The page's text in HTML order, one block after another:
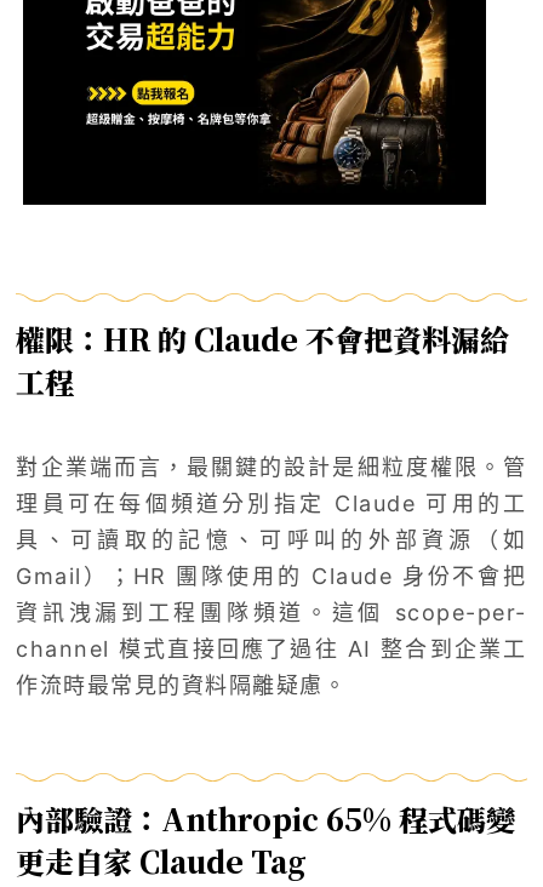
權限：HR 的 Claude 不會把資料漏給
工程
對企業端而言，最關鍵的設計是細粒度權限。管
理員可在每個頻道分別指定 Claude 可用的工
具、可讀取的記憶、可呼叫的外部資源（如
Gmail）；HR 團隊使用的 Claude 身份不會把
資訊洩漏到工程團隊頻道。這個 scope-per-
channel 模式直接回應了過往 AI 整合到企業工
作流時最常見的資料隔離疑慮。
內部驗證：Anthropic 65% 程式碼變
更走自家 Claude Tag